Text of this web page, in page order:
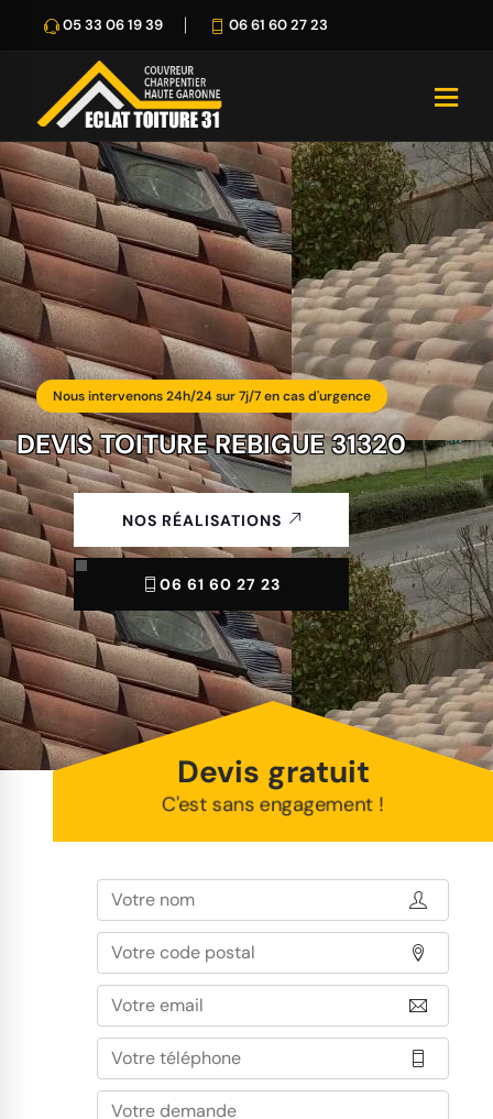
05 33 06 19 39 06 61 60 27 23
Nous intervenons 24h/24 sur 7j/7 en cas d'urgence
DEVIS TOITURE REBIGUE 31320
NOS RÉALISATIONS
06 61 60 27 23
Devis gratuit
C'est sans engagement !